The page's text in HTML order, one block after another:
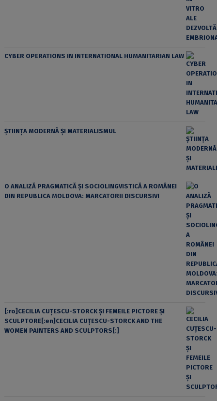
CYBER OPERATIONS IN INTERNATIONAL HUMANITARIAN LAW
ȘTIINȚA MODERNĂ ȘI MATERIALISMUL
O ANALIZĂ PRAGMATICĂ ȘI SOCIOLINGVISTICĂ A ROMÂNEI
DIN REPUBLICA MOLDOVA: MARCATORII DISCURSIVI
[:ro]CECILIA CUŢESCU-STORCK ŞI FEMEILE PICTORE ŞI
SCULPTORE[:en]CECILIA CUŢESCU-STORCK AND THE
WOMEN PAINTERS AND SCULPTORS[:]